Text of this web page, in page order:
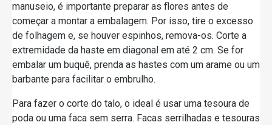
manuseio, é importante preparar as flores antes de
começar a montar a embalagem. Por isso, tire o excesso
de folhagem e, se houver espinhos, remova-os. Corte a
extremidade da haste em diagonal em até 2 cm. Se for
embalar um buquê, prenda as hastes com um arame ou um
barbante para facilitar o embrulho.
Para fazer o corte do talo, o ideal é usar uma tesoura de
poda ou uma faca sem serra. Facas serrilhadas e tesouras